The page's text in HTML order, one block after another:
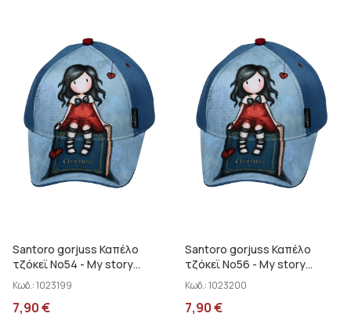
Santoro gorjuss Καπέλο
τζόκεϊ No54 - My story
SA01016
Κωδ.:1023199
7,90€
Santoro gorjuss Καπέλο
τζόκεϊ No56 - My story
SA01016
Κωδ.:1023200
7,90€